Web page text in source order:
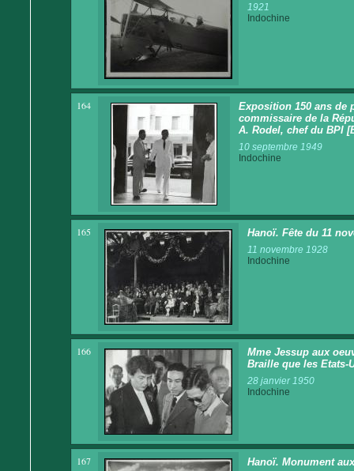
1921
Indochine
164
Exposition 150 ans de
commissaire de la
A. Rodel, chef du BPI
10 septembre 1949
Indochine
165 Hanoï. Fête du 11
11 novembre 1928
Indochine
166
Mme Jessup aux
Braille que les Etats-
28 janvier 1950
Indochine
167 Hanoï. Monument